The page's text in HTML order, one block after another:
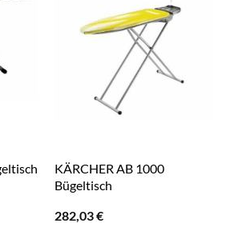
KÄRCHER AB 1000
Bügeltisch
282,03€